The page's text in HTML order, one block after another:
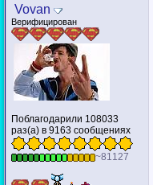
Vovan
Верифицирован
Поблагодарили 108033
раз(а) в 9163 сообщениях
~81127